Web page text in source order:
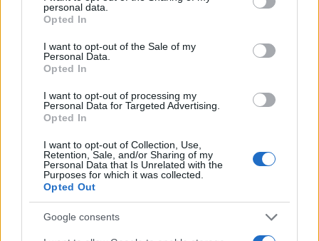
grant or deny consent to Google and its third-party tags to
use your data for below specified purposes in below Google
consent section.
personal data.
Opted In
I want to opt-out of the Sale of my
Personal Data.
Opted In
I want to opt-out of processing my
Personal Data for Targeted Advertising.
Opted In
I want to opt-out of Collection, Use,
Retention, Sale, and/or Sharing of my
Personal Data that Is Unrelated with the
Purposes for which it was collected.
Opted Out
Google consents
13.05.2024 12:49
Συντακτική